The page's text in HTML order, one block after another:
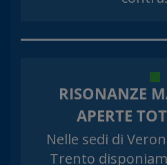
RISONANZE
APERTE
Nelle sedi di
Trento